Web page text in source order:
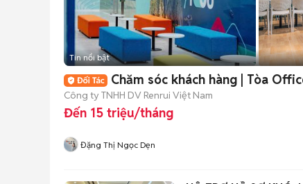
Tin nổi bật
Chăm sóc khách hàng | Tòa
Công ty TNHH DV Renrui Việt Nam
Đến 15 triệu/tháng
Đặng Thị Ngọc Dẹn